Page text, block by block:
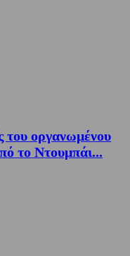
του οργανωμένου
το Ντουμπάι...